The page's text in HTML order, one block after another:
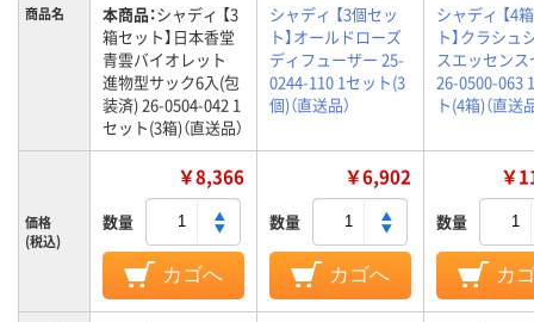
商品名 本商品：シャディ 【3
箱セット】日本香堂
青雲バイオレット
進物型サック6入(包
装済) 26-0504-042 1
セット(3箱)（直送品）
シャディ 【3個セッ
ト】オールドローズ
ディフューザー 25-
0244-110 1セット(3
個)（直送品）
シャディ 【4
ト】クラシュ
スエッセン
26-0500-063
ト(4箱)（直送
価格
(税込)
￥8,366
数量
カゴへ
￥6,902
数量
カゴへ
￥
数量
カ